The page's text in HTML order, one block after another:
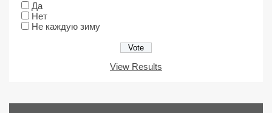
Да
Нет
Не каждую зиму
View Results